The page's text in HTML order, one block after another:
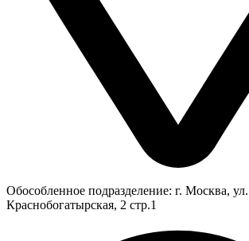
Обособленное подразделение: г. Москва, ул.
Краснобогатырская, 2 стр.1